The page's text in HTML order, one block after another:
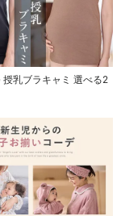
授乳ブラキャミ 選べる2